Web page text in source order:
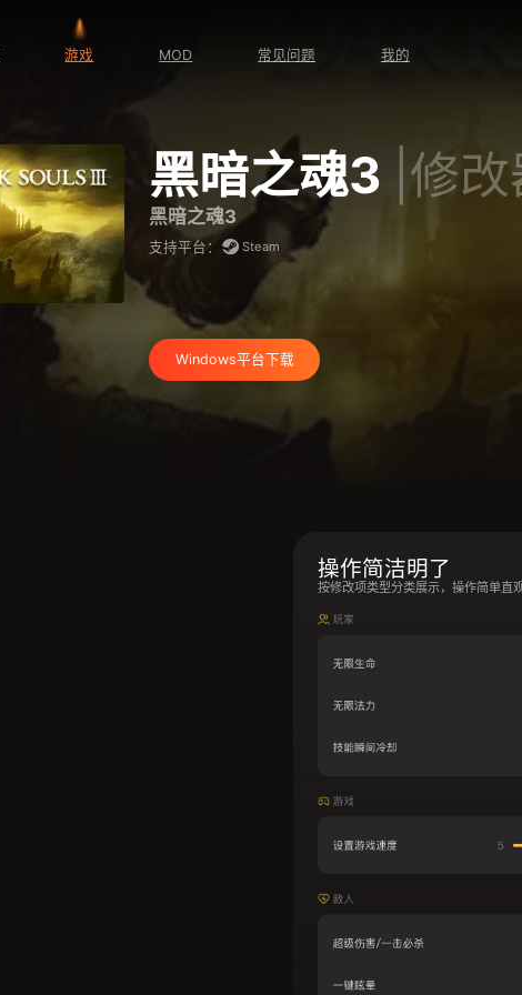
游戏 MOD 常见问题 我的
黑暗之魂3 |修
黑暗之魂3
支持平台： Steam
Windows平台下载
操作简洁明了
按修改项类型分类展示，操作简单直